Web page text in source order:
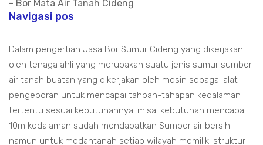
- Bor Mata Air Tanah Cideng
Navigasi pos
Dalam pengertian Jasa Bor Sumur Cideng yang dikerjakan
oleh tenaga ahli yang merupakan suatu jenis sumur sumber
air tanah buatan yang dikerjakan oleh mesin sebagai alat
pengeboran untuk mencapai tahpan-tahapan kedalaman
tertentu sesuai kebutuhannya. misal kebutuhan mencapai
10m kedalaman sudah mendapatkan Sumber air bersih!
namun untuk medantanah setiap wilayah memiliki struktur